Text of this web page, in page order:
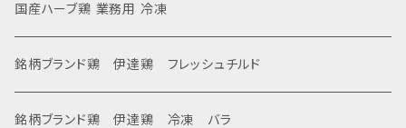
国産ハーブ鶏 業務用 冷凍
銘柄ブランド鶏 伊達鶏 フレッシュチルド
銘柄ブランド鶏 伊達鶏 冷凍 バラ